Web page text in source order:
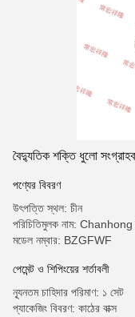
বৈদ্যুতিক শক্তি ধুলো
পণ্যের বিবরণ
উৎপত্তি স্থল: চীন
পরিচিতিমুলক নাম:
মডেল নম্বার: BZGFWF
পেমেন্ট ও শিপিংয়ের শর্তাবলী
ন্যূনতম চাহিদার পরিমাণ: ১ সেট
প্যাকেজিং বিবরণ: কাঠের বাক্স